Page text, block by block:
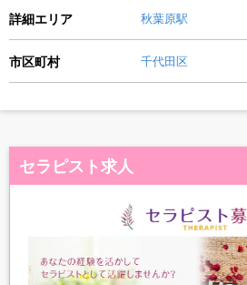
詳細エリア 秋葉原駅
市区町村 千代田区
セラピスト求人